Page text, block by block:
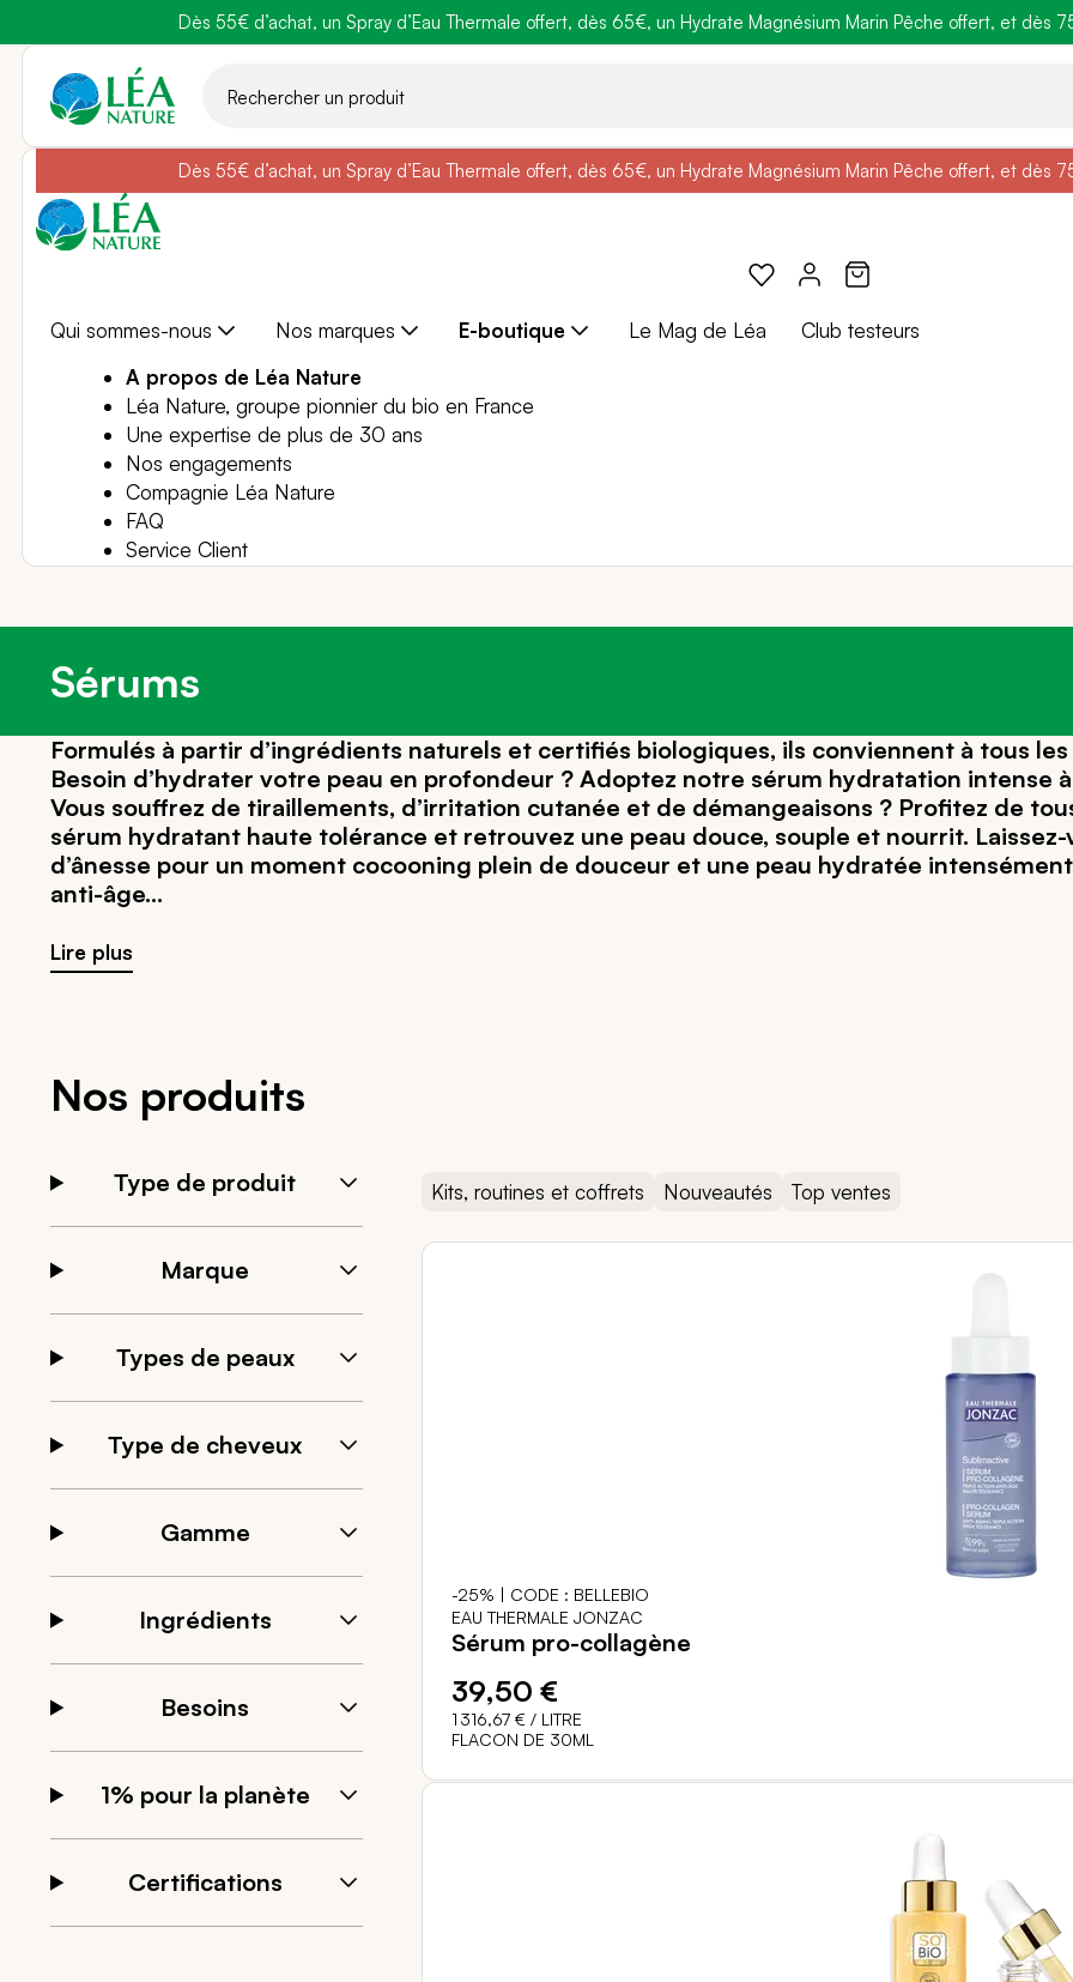
Belle semaine: Profitez de-25% + Livraison offertedès 30€ d'achat avec le
BRADERIE :-40% sur une sélection de produits
Dès 55€ d’achat, un Spray d’Eau Thermale offert, dès 65€, un Hydrate Magnésium Marin Pêche offert, et dès
Aller
contenu
Belle semaine: Profitez de-25% + Livraison offertedès 30€ d'achat avec le
Braderie :-40% sur une sélection de produits
Dès 55€ d’achat, un Spray d’Eau Thermale offert, dès 65€, un Hydrate Magnésium Marin Pêche offert, et dès
Qui sommes-nous Nos marques E-boutique Le Mag de Léa
Club testeurs
A propos de Léa Nature
Léa Nature, groupe pionnier du bio en France
Une expertise de plus de 30 ans
Nos engagements
Compagnie Léa Nature
FAQ
Service Client
Sérums
Formulés à partir d’ingrédients naturels et certifiés biologiques, ils conviennent à tous
Besoin d’hydrater votre peau en profondeur ? Adoptez notre sérum hydratation intense
Vous souffrez de tiraillements, d’irritation cutanée et de démangeaisons ? Profitez de
sérum hydratant haute tolérance et retrouvez une peau douce, souple et nourrit.
d’ânesse pour un moment cocooning plein de douceur et une peau hydratée
anti-âge
Lire plus
Nos produits
Kits, routines et coffrets Nouveautés Top ventes
-25% | CODE : BELLEBIO
EAU THERMALE JONZAC
Sérum pro-collagène
39,50 €
1 316,67 € / LITRE
FLACON DE 30ML
Type de produit
Marque
Types de peaux
Type de cheveux
Gamme
Ingrédients
Besoins
1% pour la planète
Certifications